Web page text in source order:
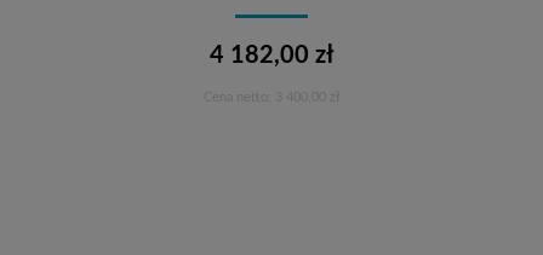
4 182,00 zł
3 400,00 zł